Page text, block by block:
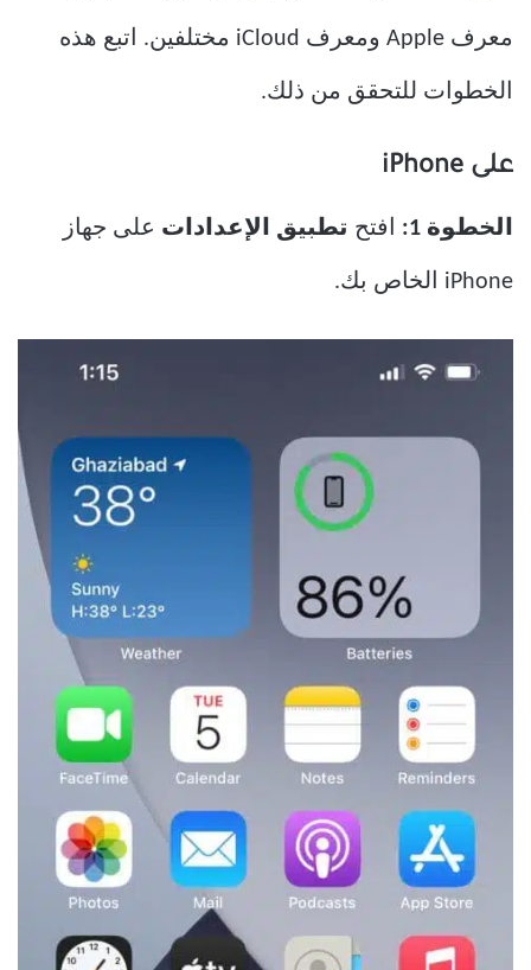
معرف Apple ومعرف iCloud مختلفين. اتبع هذه
الخطوات للتحقق من ذلك.
على iPhone
الخطوة 1: افتح تطبيق الإعدادات على جهاز
iPhone الخاص بك.